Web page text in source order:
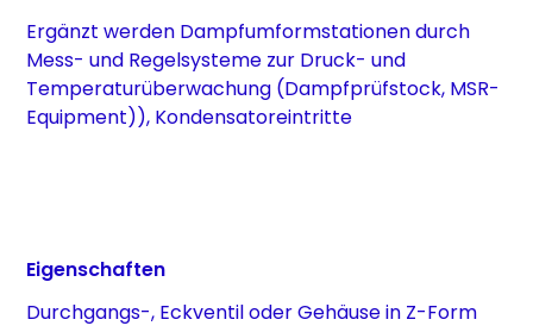
Ergänzt werden Dampfumformstationen durch
Mess- und Regelsysteme zur Druck- und
Temperaturüberwachung (Dampfprüfstock, MSR-
Equipment)), Kondensatoreintritte
Eigenschaften
Durchgangs-, Eckventil oder Gehäuse in Z-Form